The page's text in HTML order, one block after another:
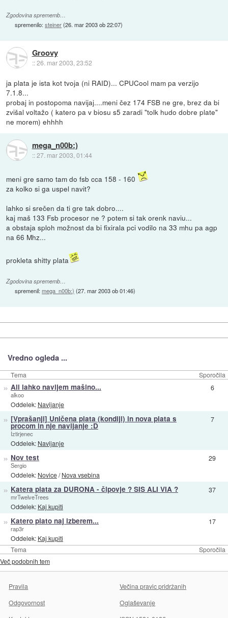
Zgodovina sprememb…
spremenilo:steiner(26. mar 2003 ob 22:07)
Groovy
::26. mar 2003, 23:52
ja plata je ista kot tvoja (ni RAID)... CPUCool mam pa verzijo
7.1.8...
probaj in postopoma navijaj....meni čez 174 FSB ne gre, brez da bi
zvišal voltažo ( katero pa v biosu s5 zaradi "tolk hudo dobre plate"
ne morem) ehhhh
mega_n00b:)
::27. mar 2003, 01:44
meni gre samo tam do fsb cca 158 - 160
za kolko si ga uspel navit?
lahko si srečen da ti gre tak dobro....
kaj maš 133 Fsb procesor ne ? potem si tak orenk naviu...
a obstaja sploh možnost da bi fixirala pci vodilo na 33 mhu pa agp
na 66 Mhz...
prokleta shitty plata
Zgodovina sprememb…
spremenil:mega_n00b:) (27. mar 2003 ob 01:46)
Vredno ogleda ...
Tema Sporočila
Tema Sporočila
» Ali lahko navijem mašino...
alkoo
Oddelek: Navijanje
6
» [Vprašanji] Uničena plata (kondiji) in nova plata s
procom in nje navijanje :D
Iztirjenec
Oddelek: Navijanje
7
» Nov test
Sergio
Oddelek: Novice/Nova vsebina
29
» Katera plata za DURONA - čipovje ? SIS ALI VIA ?
mrTwelveTrees
Oddelek: Kaj kupiti
37
» Katero plato naj izberem...
rap3r
Oddelek: Kaj kupiti
17
Več podobnih tem
Pravila
Večina pravic pridržanih
Odgovornost
Oglaševanje